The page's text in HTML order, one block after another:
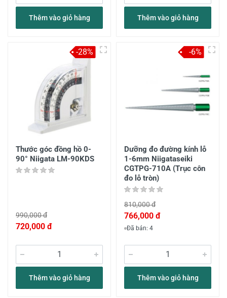
Thêm vào giỏ hàng Thêm vào giỏ hàng
Thước góc đồng hồ 0-
90° Niigata LM-90KDS
990,000 đ
720,000 đ
Thêm vào giỏ hàng
-28%
Dưỡng đo đường kính lỗ
1-6mm Niigataseiki
CGTPG-710A (Trục côn
đo lỗ tròn)
810,000 đ
766,000 đ
Đã bán: 4
Thêm vào giỏ hàng
-6%